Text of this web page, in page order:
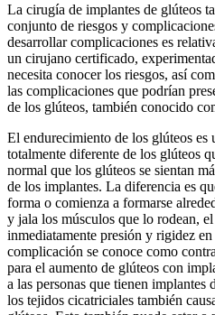
La cirugía de implantes de glúteos
conjunto de riesgos y
desarrollar complicaciones es
un cirujano certificado,
necesita conocer los riesgos, así
las complicaciones que podrían
de los glúteos, también conocido
El endurecimiento de los glúteos es
totalmente diferente de los glúteos
normal que los glúteos se sientan
de los implantes. La diferencia es
forma o comienza a formarse
y jala los músculos que lo rodean,
inmediatamente presión y rigidez
complicación se conoce como
para el aumento de glúteos con
a las personas que tienen implantes
los tejidos cicatriciales también